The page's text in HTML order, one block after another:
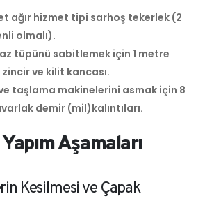
ağır hizmet tipi sarhoş tekerlek (2
olmalı).
tüpünü sabitlemek için 1 metre
ve kilit kancası.
taşlama makinelerini asmak için 8
demir (mil)kalıntıları.
Aşamaları
Kesilmesi ve Çapak